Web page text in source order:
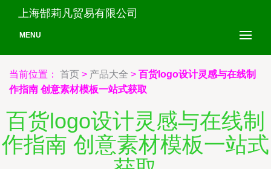
上海郜莉凡贸易有限公司
MENU
当前位置： 首页 > 产品大全 > 百货logo设计灵感与在线制
作指南 创意素材模板一站式获取
百货logo设计灵感与在线制
作指南 创意素材模板一站式